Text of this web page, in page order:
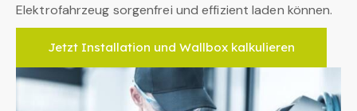
Elektrofahrzeug sorgenfrei und effizient laden können.
Jetzt Installation und Wallbox kalkulieren